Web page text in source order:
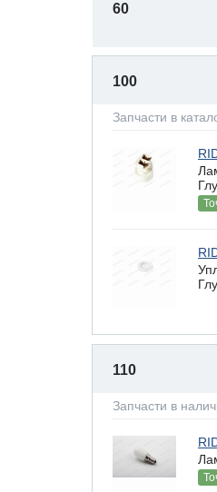
60
100
Запчасти в
110
Запчасти в